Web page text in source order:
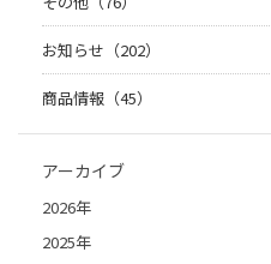
お知らせ（202）
商品情報（45）
アーカイブ
2026年
2025年